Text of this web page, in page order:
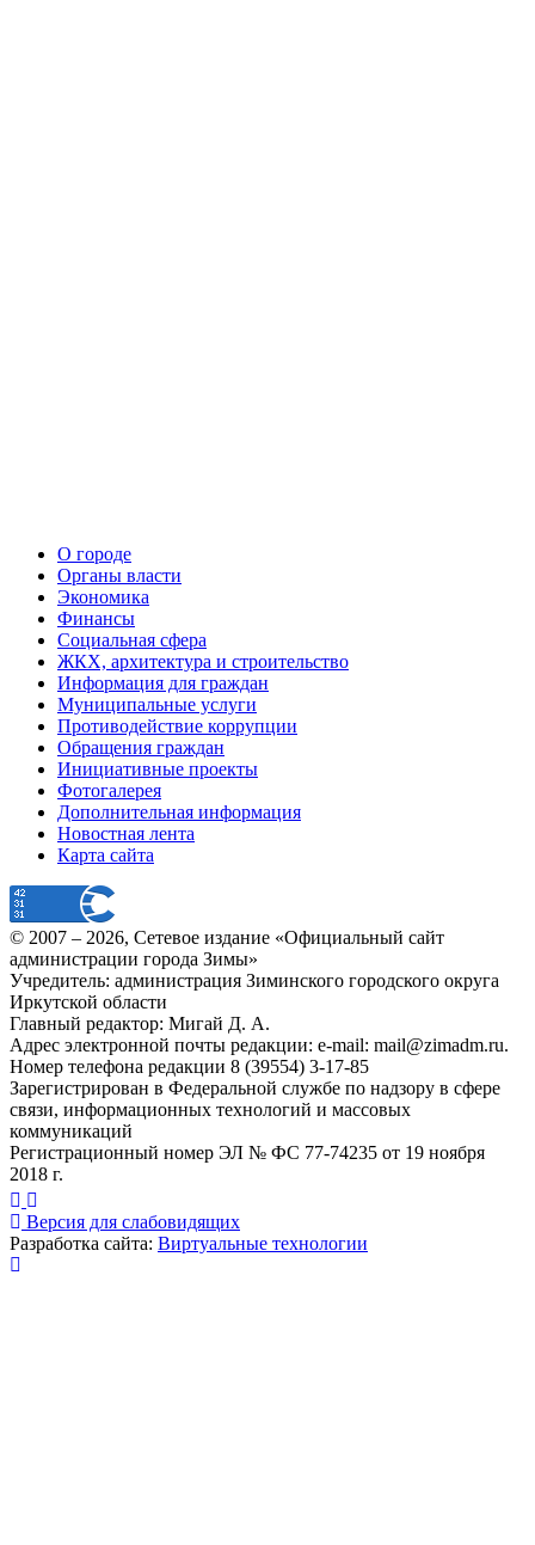
О городе
Органы власти
Экономика
Финансы
Социальная сфера
ЖКХ, архитектура и строительство
Информация для граждан
Муниципальные услуги
Противодействие коррупции
Обращения граждан
Инициативные проекты
Фотогалерея
Дополнительная информация
Новостная лента
Карта сайта
© 2007 – 2026, Сетевое издание «Официальный сайт
администрации города Зимы»
Учредитель: администрация Зиминского городского округа
Иркутской области
Главный редактор: Мигай Д. А.
Адрес электронной почты редакции: e-mail: mail@zimadm.ru.
Номер телефона редакции 8 (39554) 3-17-85
Зарегистрирован в Федеральной службе по надзору в сфере
связи, информационных технологий и массовых
коммуникаций
Регистрационный номер ЭЛ № ФС 77-74235 от 19 ноября
2018 г.
Версия для слабовидящих
Разработка сайта: Виртуальные технологии